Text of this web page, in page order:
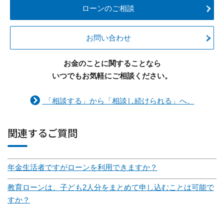
ローンのご相談
お問い合わせ
お金のことに関することなら
いつでもお気軽にご相談ください。
「相談する」から「相談し続けられる」へ。
関連するご質問
年金生活者ですがローンを利用できますか？
教育ローンは、子ども2人分をまとめて申し込むことは可能で
すか？